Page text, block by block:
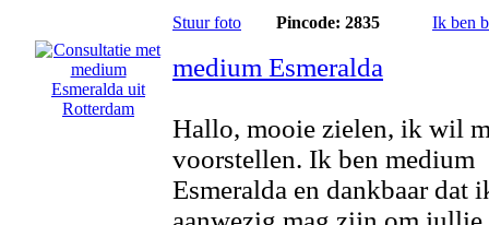
Stuur foto Pincode: 2835 Ik ben
medium Esmeralda
Hallo, mooie zielen, ik wil
voorstellen. Ik ben medium
Esmeralda en dankbaar dat